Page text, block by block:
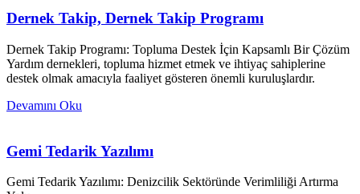
Dernek Takip, Dernek Takip Programı
Dernek Takip Programı: Topluma Destek İçin Kapsamlı Bir Çözüm
Yardım dernekleri, topluma hizmet etmek ve ihtiyaç sahiplerine
destek olmak amacıyla faaliyet gösteren önemli kuruluşlardır.
Devamını Oku
Gemi Tedarik Yazılımı
Gemi Tedarik Yazılımı: Denizcilik Sektöründe Verimliliği Artırma